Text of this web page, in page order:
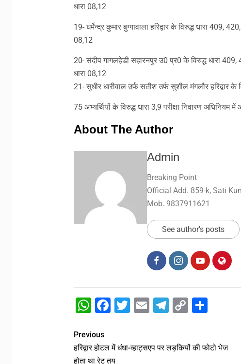
धारा 08,12
19- घर्मेन्द्र कुमार बुग्गावाला हरिद्वार के विरुद्ध धारा 409,
08,12
20- संदीप गागलहेडी सहारनपुर उ0 प्र0 के विरुद्ध धारा 409,
धारा 08,12
21- सुधीर धारीवाल उर्फ सतीश उर्फ सुशील मंगलौर हरिद्वार के
75 अभ्यर्थियों के विरुद्ध धारा 3,9 परीक्षा निवारण अधिनियम
About The Author
Admin
Breaking Point
Official Add. 859-k, Sati
Mob. 9837911621
See author's posts
WhatsApp
Facebook
Twitter
EmailTelegram
Copy
Previous
हरिद्वार होटल में धंधा-व्हाट्सएप पर लड़कियों की फोटो भेज
होता था रेट तय